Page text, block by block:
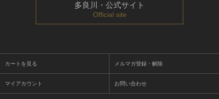
多良川・公式サイト
Official site
カートを見る メルマガ登録・解除
マイアカウント お問い合わせ